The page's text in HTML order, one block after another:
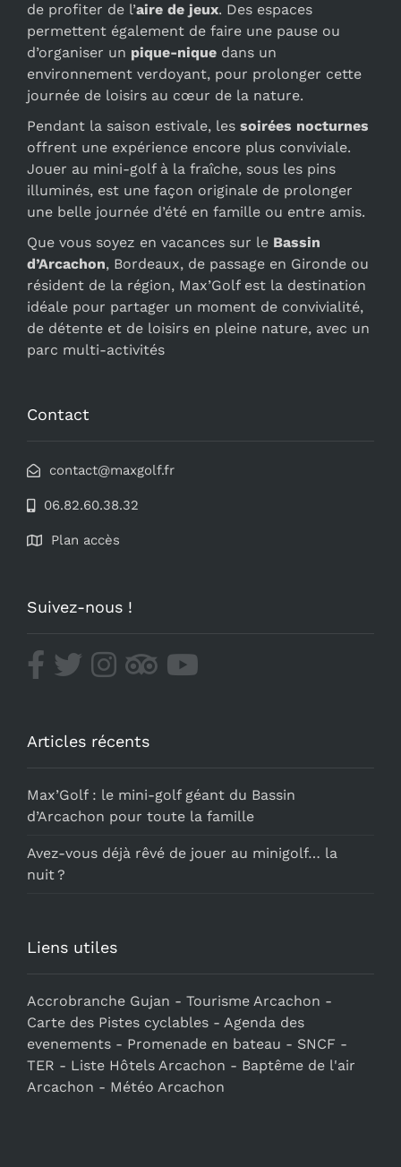
de profiter de l’aire de jeux. Des espaces
permettent également de faire une pause ou
d’organiser un pique-nique dans un
environnement verdoyant, pour prolonger cette
journée de loisirs au cœur de la nature.
Pendant la saison estivale, les soirées nocturnes
offrent une expérience encore plus conviviale.
Jouer au mini-golf à la fraîche, sous les pins
illuminés, est une façon originale de prolonger
une belle journée d’été en famille ou entre amis.
Que vous soyez en vacances sur le Bassin
d’Arcachon, Bordeaux, de passage en Gironde ou
résident de la région, Max’Golf est la destination
idéale pour partager un moment de convivialité,
de détente et de loisirs en pleine nature, avec un
parc multi-activités
Contact
contact@maxgolf.fr
06.82.60.38.32
Plan accès
Suivez-nous !
Articles récents
Max’Golf : le mini-golf géant du Bassin
d’Arcachon pour toute la famille
Avez-vous déjà rêvé de jouer au minigolf… la
nuit ?
Liens utiles
Accrobranche Gujan - Tourisme Arcachon -
Carte des Pistes cyclables - Agenda des
evenements - Promenade en bateau - SNCF -
TER - Liste Hôtels Arcachon - Baptême de l'air
Arcachon - Météo Arcachon